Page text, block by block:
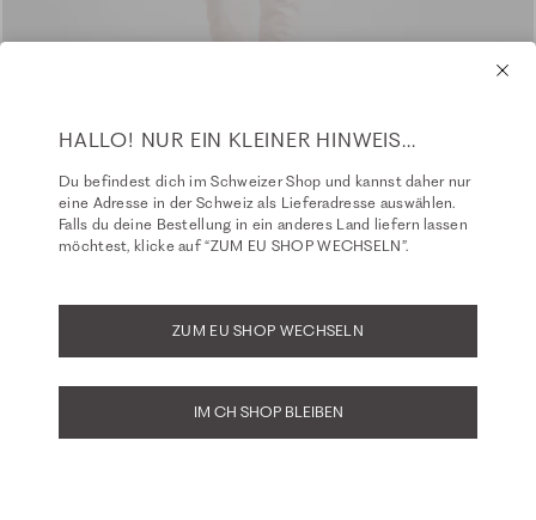
HALLO! NUR EIN KLEINER HINWEIS...
Du befindest dich im Schweizer Shop und kannst daher nur
eine Adresse in der Schweiz als Lieferadresse auswählen.
Falls du deine Bestellung in ein anderes Land liefern lassen
möchtest, klicke auf “ZUM EU SHOP WECHSELN”.
ZUM EU SHOP WECHSELN
IM CH SHOP BLEIBEN